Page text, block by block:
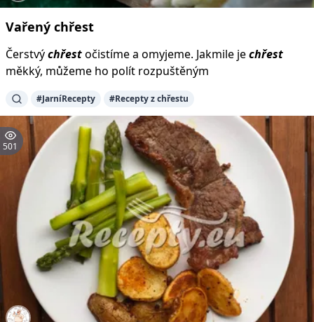
Vařený chřest
Čerstvýchřestočistíme a omyjeme. Jakmile jechřest
měkký, můžeme ho polít rozpuštěným
#JarníRecepty #Recepty z chřestu
501